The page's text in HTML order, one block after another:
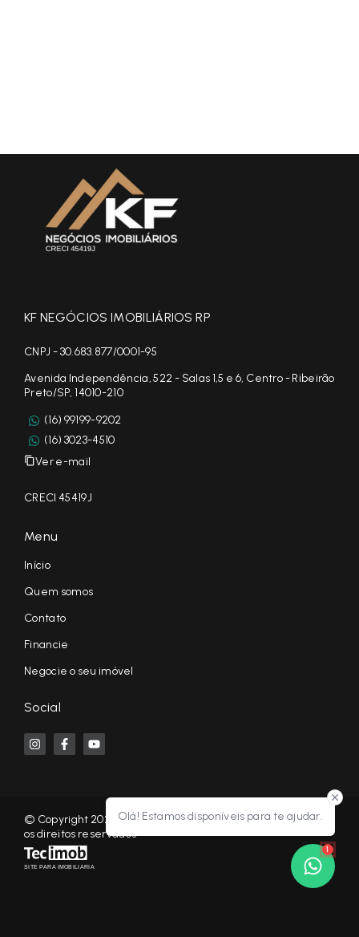
Olá! Estamos disponíveis para te ajudar.
1
KF NEGÓCIOS IMOBILIÁRIOS RP
CNPJ - 30.683.877/0001-95
Avenida Independência, 522 - Salas 1,5 e 6, Centro - Ribeirão
Preto/SP, 14010-210
(16) 99199-9202
(16) 3023-4510
Ver e-mail
CRECI 45419J
Menu
Início
Quem somos
Contato
Financie
Negocie o seu imóvel
Social
© Copyright 2026 - KF NEGÓCIOS IMOBILIÁRIOS RP - Todos
os direitos reservados
SITE PARA IMOBILIARIA